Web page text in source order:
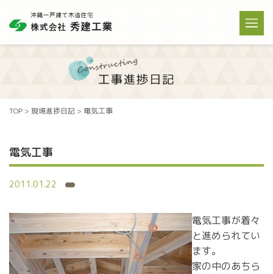
TOP > 現場進捗日記 > 電気工事
電気工事
2011.01.22
電気工事が着々
と進められてい
ます。
家の中のあちら